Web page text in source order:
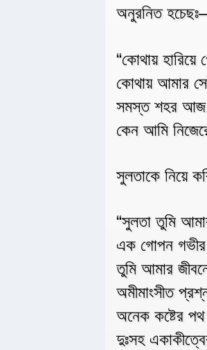
অনুরনিত
“কোথায়
কোথায় আমার
সমস্ত শহর আজ
কেন আমি
সুলতাকে নিয়ে
“সুলতা তুমি
এক গোপন গভীর
তুমি আমার
অমীমাংসীত
অনেক কষ্টের পথ
দুঃসহ